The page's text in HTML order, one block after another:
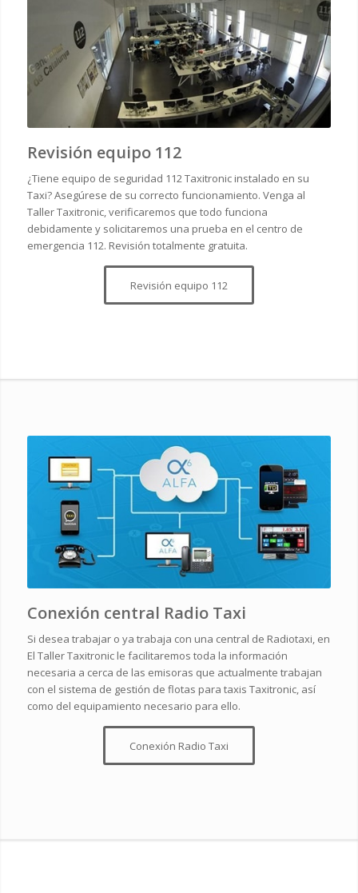
Revisión equipo 112
¿Tiene equipo de seguridad 112 Taxitronic instalado en su
Taxi? Asegúrese de su correcto funcionamiento. Venga al
Taller Taxitronic, verificaremos que todo funciona
debidamente y solicitaremos una prueba en el centro de
emergencia 112. Revisión totalmente gratuita.
Revisión equipo 112
Conexión central Radio Taxi
Si desea trabajar o ya trabaja con una central de Radiotaxi, en
El Taller Taxitronic le facilitaremos toda la información
necesaria a cerca de las emisoras que actualmente trabajan
con el sistema de gestión de flotas para taxis Taxitronic, así
como del equipamiento necesario para ello.
Conexión Radio Taxi